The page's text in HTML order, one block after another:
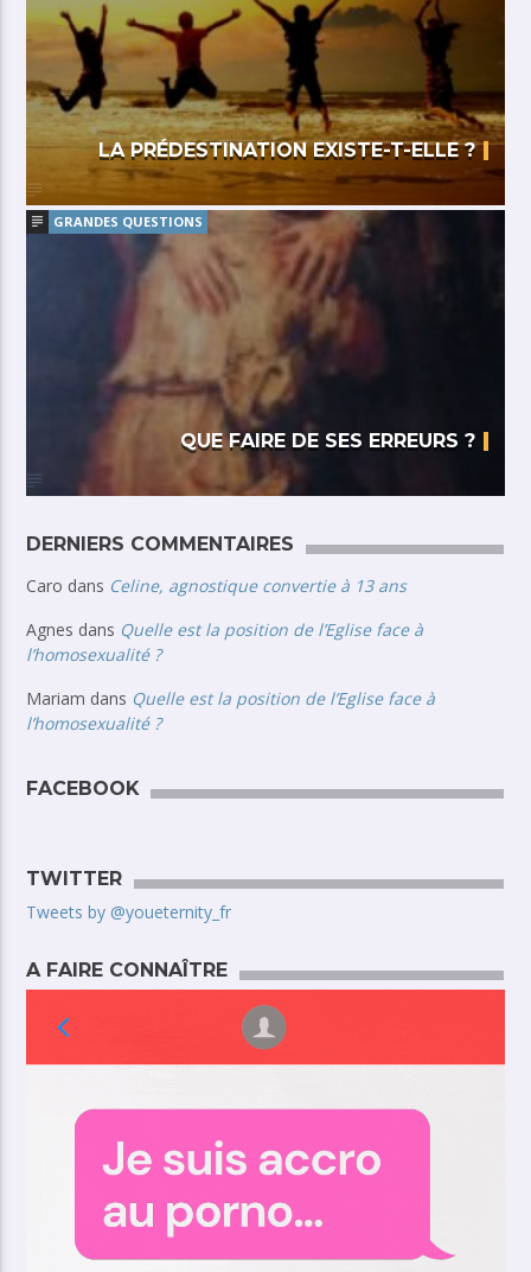
LA PRÉDESTINATION EXISTE-T-ELLE ?
GRANDES QUESTIONS
QUE FAIRE DE SES ERREURS ?
DERNIERS COMMENTAIRES
Caro dans Celine, agnostique convertie à 13 ans
Agnes dans Quelle est la position de l’Eglise face à
l’homosexualité ?
Mariam dans Quelle est la position de l’Eglise face à
l’homosexualité ?
FACEBOOK
TWITTER
Tweets by @youeternity_fr
A FAIRE CONNAÎTRE